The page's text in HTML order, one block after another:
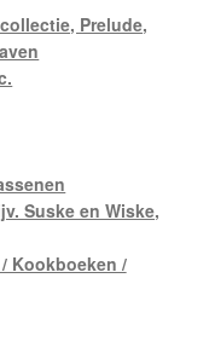
Prelude,
Suske en Wiske,
Kookboeken /